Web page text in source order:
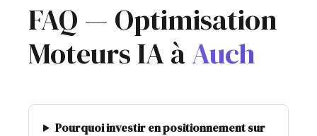
FAQ — Optimisation
Moteurs IA àAuch
Pourquoi investir en positionnement sur